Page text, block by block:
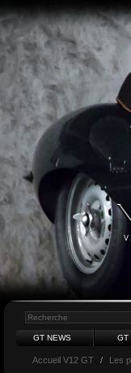
GT NEWS GT
Accueil V12 GT / Les